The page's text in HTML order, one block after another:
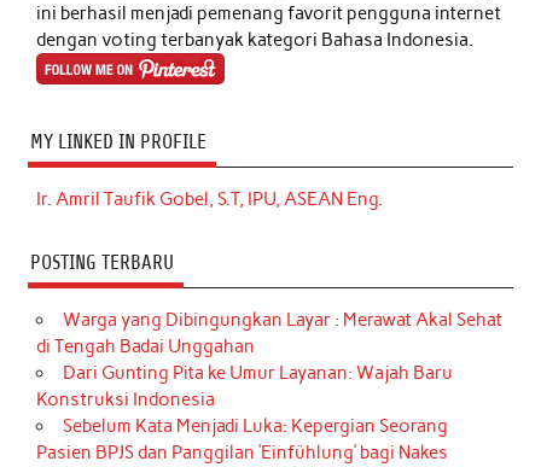
ini berhasil menjadi pemenang favorit pengguna internet
dengan voting terbanyak kategori Bahasa Indonesia.
MY LINKED IN PROFILE
Ir. Amril Taufik Gobel, S.T, IPU, ASEAN Eng.
POSTING TERBARU
Warga yang Dibingungkan Layar : Merawat Akal Sehat
di Tengah Badai Unggahan
Dari Gunting Pita ke Umur Layanan: Wajah Baru
Konstruksi Indonesia
Sebelum Kata Menjadi Luka: Kepergian Seorang
Pasien BPJS dan Panggilan ‘Einfühlung’ bagi Nakes